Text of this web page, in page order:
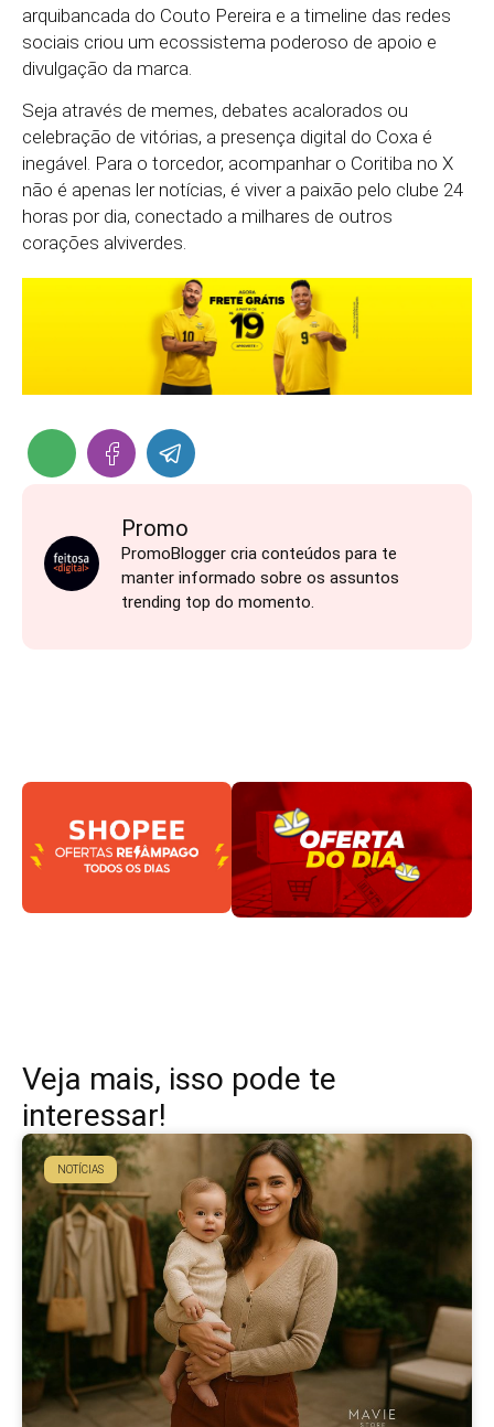
arquibancada do Couto Pereira e a timeline das redes
sociais criou um ecossistema poderoso de apoio e
divulgação da marca.
Seja através de memes, debates acalorados ou
celebração de vitórias, a presença digital do Coxa é
inegável. Para o torcedor, acompanhar o Coritiba no X
não é apenas ler notícias, é viver a paixão pelo clube 24
horas por dia, conectado a milhares de outros
corações alviverdes.
Promo
PromoBlogger cria conteúdos para te
manter informado sobre os assuntos
trending top do momento.
Veja mais, isso pode te
interessar!
NOTÍCIAS